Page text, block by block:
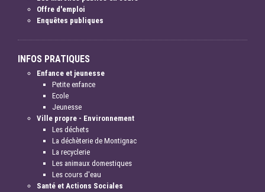
Offre d'emploi
Enquêtes publiques
INFOS PRATIQUES
Enfance et jeunesse
Petite enfance
Ecole
Jeunesse
Ville propre - Environnement
Les déchets
La déchèterie de Montignac
La recyclerie
Les animaux domestiques
Les cours d'eau
Santé et Actions Sociales